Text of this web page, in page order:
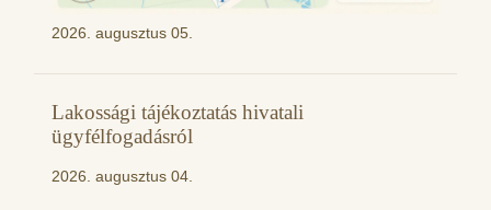
2026. augusztus 05.
Lakossági tájékoztatás hivatali
ügyfélfogadásról
2026. augusztus 04.